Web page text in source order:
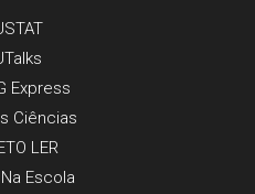
Express
Ciências
LER
Escola